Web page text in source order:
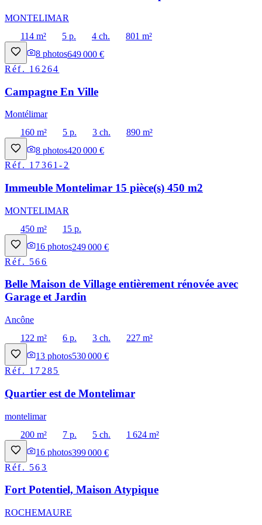
MONTELIMAR
114 m²
5 p. 4 ch.
801 m²
8 photos649 000 €
Réf. 16264
Campagne En Ville
Montélimar
160 m²
5 p. 3 ch.
890 m²
8 photos420 000 €
Réf. 17361-2
Immeuble Montelimar 15 pièce(s) 450 m2
MONTELIMAR
450 m²
15 p.
16 photos249 000 €
Réf. 566
Belle Maison de Village entièrement rénovée avec
Garage et Jardin
Ancône
122 m²
6 p. 3 ch.
227 m²
13 photos530 000 €
Réf. 17285
Quartier est de Montelimar
montelimar
200 m²
7 p. 5 ch.
1 624 m²
16 photos399 000 €
Réf. 563
Fort Potentiel, Maison Atypique
ROCHEMAURE